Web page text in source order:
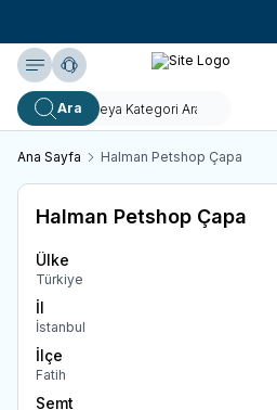
Yardım
Ara
Ana Sayfa Halman Petshop Çapa
Halman Petshop Çapa
Ülke
Türkiye
İl
İstanbul
İlçe
Fatih
Semt